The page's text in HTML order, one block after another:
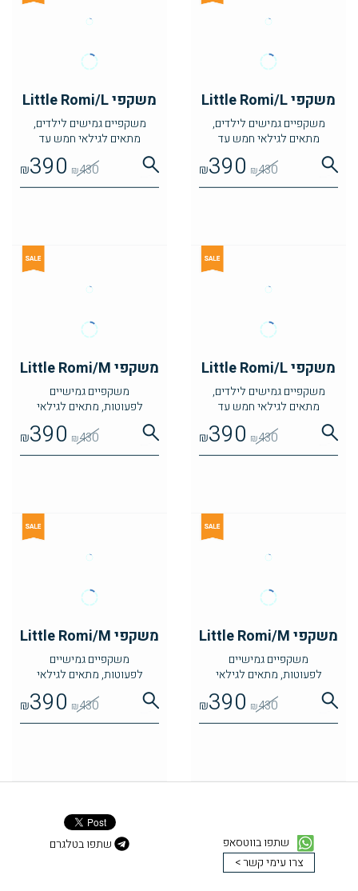
משקפי Little Romi/L
משקפיים גמישים לילדים,
מתאים לגילאי חמש עד
₪430
₪390
משקפי Little Romi/L
משקפיים גמישים לילדים,
מתאים לגילאי חמש עד
₪430
₪390
משקפי Little Romi/L
משקפיים גמישים לילדים,
מתאים לגילאי חמש עד
₪430
₪390
משקפי Little Romi/M
משקפיים גמישיים
לפעוטות, מתאים לגילאי
שנתיים עד ארבע
₪430
₪390
משקפי Little Romi/M
משקפיים גמישיים
לפעוטות, מתאים לגילאי
שנתיים עד ארבע
₪430
₪390
משקפי Little Romi/M
משקפיים גמישיים
לפעוטות, מתאים לגילאי
שנתיים עד ארבע
₪430
₪390
שתפו בווטסאפ
שתפו בטלגרם
צרו עימי קשר >